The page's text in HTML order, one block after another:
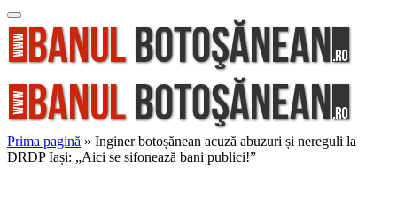
Prima pagină » Inginer botoșănean acuză abuzuri și nereguli la
DRDP Iași: „Aici se sifonează bani publici!”